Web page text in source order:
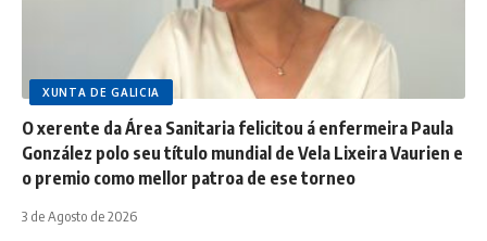
XUNTA DE GALICIA
O xerente da Área Sanitaria felicitou á enfermeira Paula
González polo seu título mundial de Vela Lixeira Vaurien e
o premio como mellor patroa de ese torneo
3 de Agosto de 2026